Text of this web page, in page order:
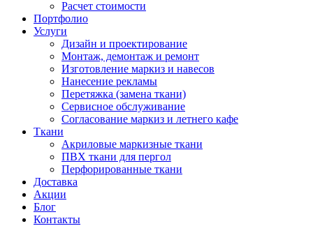
Расчет стоимости
Портфолио
Услуги
Дизайн и проектирование
Монтаж, демонтаж и ремонт
Изготовление маркиз и навесов
Нанесение рекламы
Перетяжка (замена ткани)
Сервисное обслуживание
Согласование маркиз и летнего кафе
Ткани
Акриловые маркизные ткани
ПВХ ткани для пергол
Перфорированные ткани
Доставка
Акции
Блог
Контакты